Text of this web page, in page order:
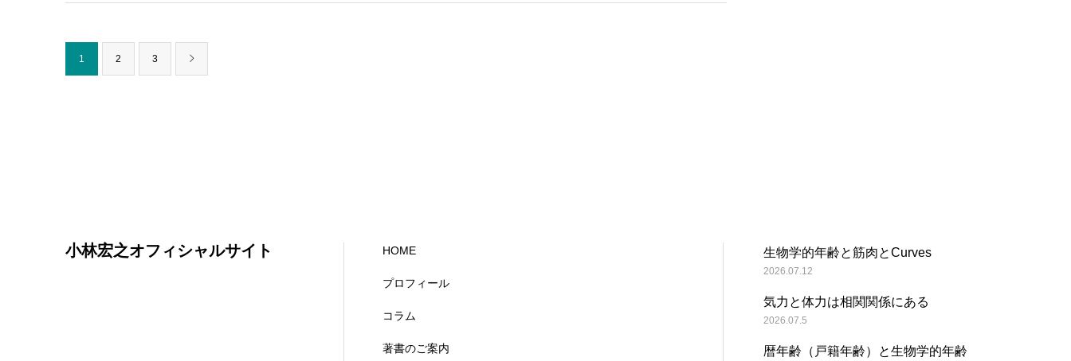
1 2 3
小林宏之オフィシャルサイト HOME
プロフィール
コラム
著書のご案内
生物学的年齢と筋肉とCurves
2026.07.12
気力と体力は相関関係にある
2026.07.5
暦年齢（戸籍年齢）と生物学的年齢